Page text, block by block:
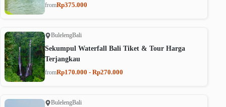
fromRp375.000
BulelengBali
Sekumpul Waterfall Bali Tiket & Tour Harga
Terjangkau
fromRp170.000 - Rp270.000
BulelengBali